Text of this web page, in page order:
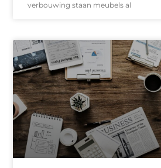
verbouwing staan meubels al